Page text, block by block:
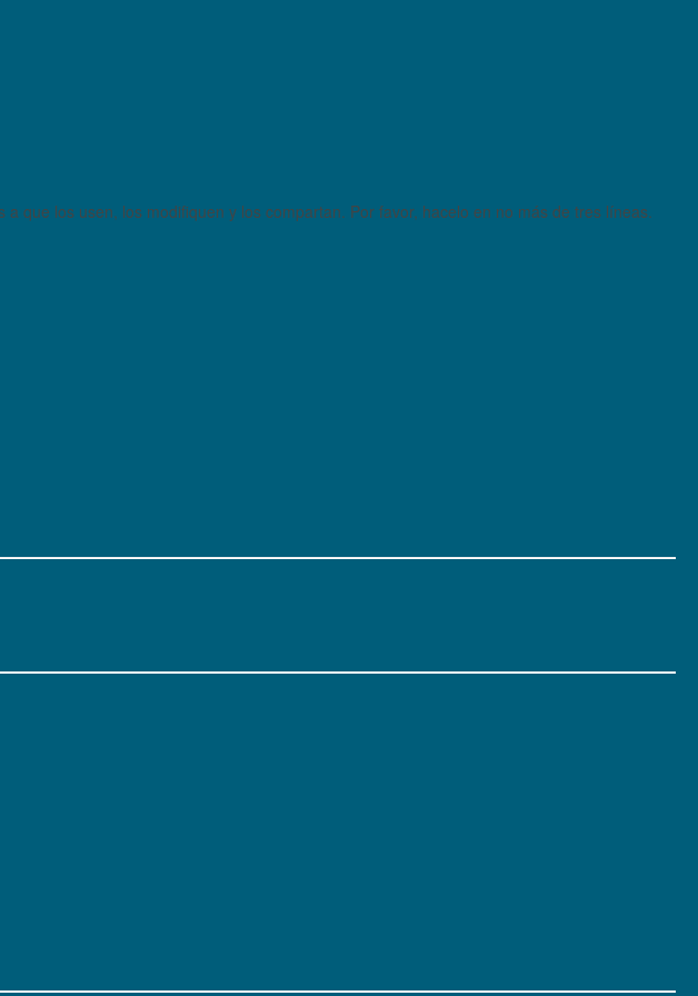
que los usen, los modifiquen y los compartan. Por favor, hacelo en no más de tres líneas.